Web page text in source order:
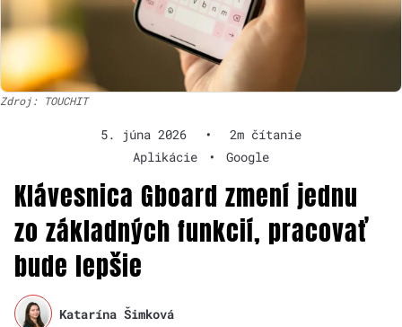
Zdroj: TOUCHIT
5. júna 2026 •
2m čítanie
Aplikácie
• Google
Klávesnica Gboard zmení jednu
zo základných funkcií, pracovať
bude lepšie
Katarína Šimková